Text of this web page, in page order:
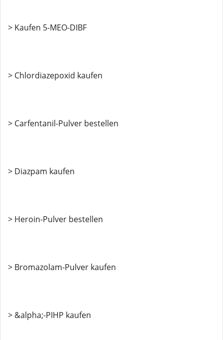
> Kaufen 5-MEO-DIBF
> Chlordiazepoxid kaufen
> Carfentanil-Pulver bestellen
> Diazpam kaufen
> Heroin-Pulver bestellen
> Bromazolam-Pulver kaufen
> &alpha;-PIHP kaufen